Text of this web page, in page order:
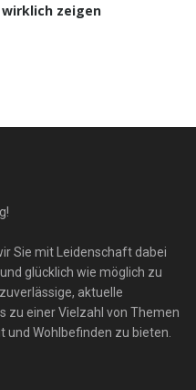
wirklich zeigen
Sie mit Leidenschaft dabei
glücklich wie möglich zu
aktuelle
zu einer Vielzahl von Themen
Wohlbefinden zu bieten.